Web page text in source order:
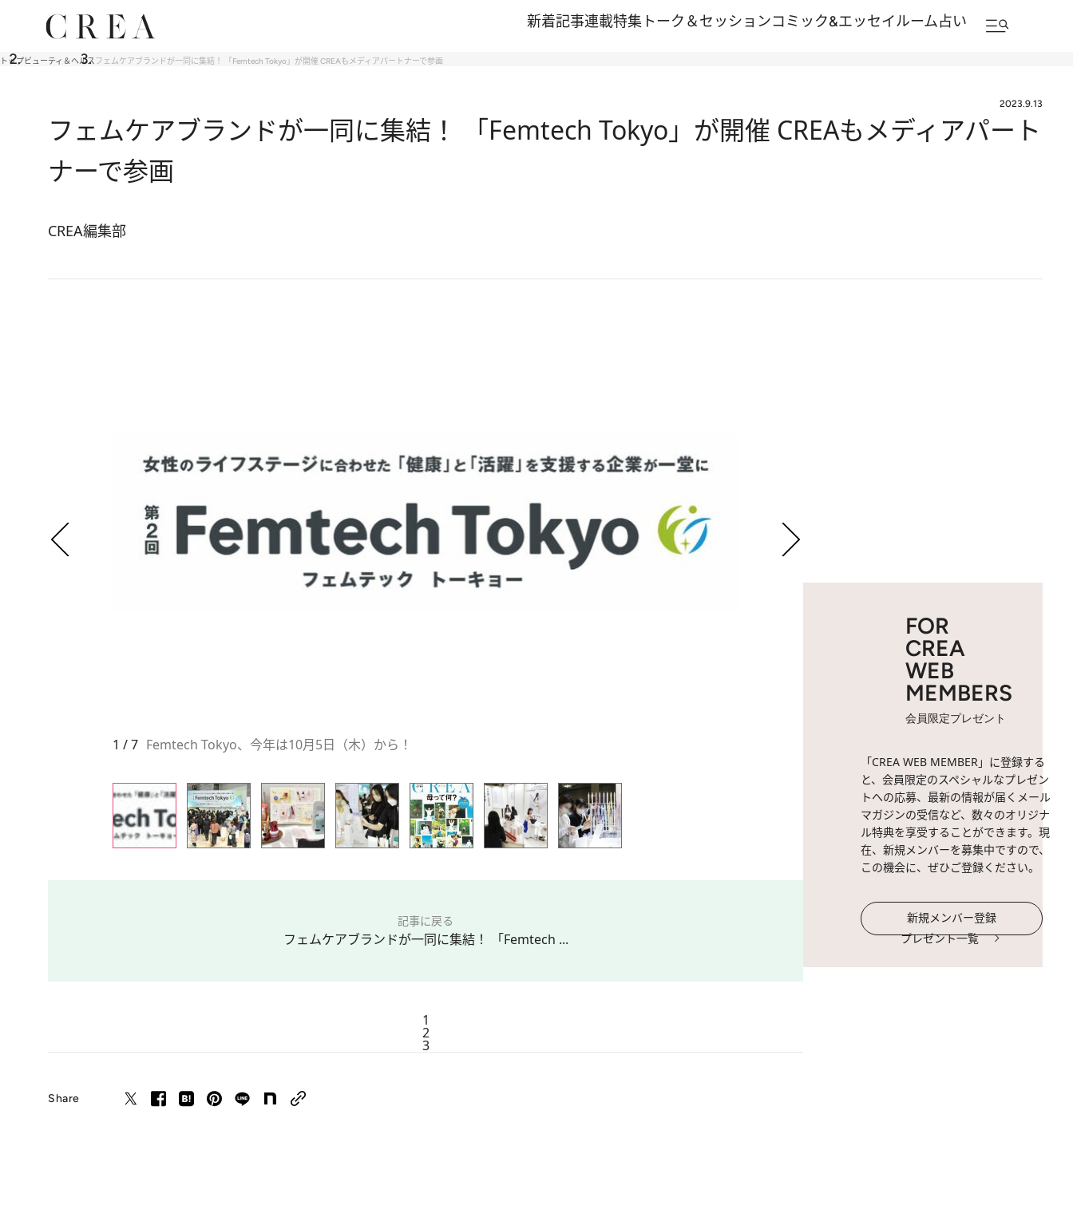
新着記事連載特集 トーク＆セッションコミック&エッセイルーム占い
トップビューティ＆ヘルスフェムケアブランドが一同に集結！ 「Femtech Tokyo」が開催 CREAもメディアパートナーで参画
2023.9.13
フェムケアブランドが一同に集結！ 「Femtech Tokyo」が開催 CREAもメディアパート
ナーで参画
CREA編集部
1 / 7 Femtech Tokyo、今年は10月5日（木）から！
記事に戻る
フェムケアブランドが一同に集結！ 「Femtech ...
1
2
3
Share
FOR
CREA
WEB
MEMBERS
会員限定プレゼント
「CREA WEB MEMBER」に登録する
と、会員限定のスペシャルなプレゼン
トへの応募、最新の情報が届くメール
マガジンの受信など、数々のオリジナ
ル特典を享受することができます。現
在、新規メンバーを募集中ですので、
この機会に、ぜひご登録ください。
新規メンバー登録
プレゼント一覧